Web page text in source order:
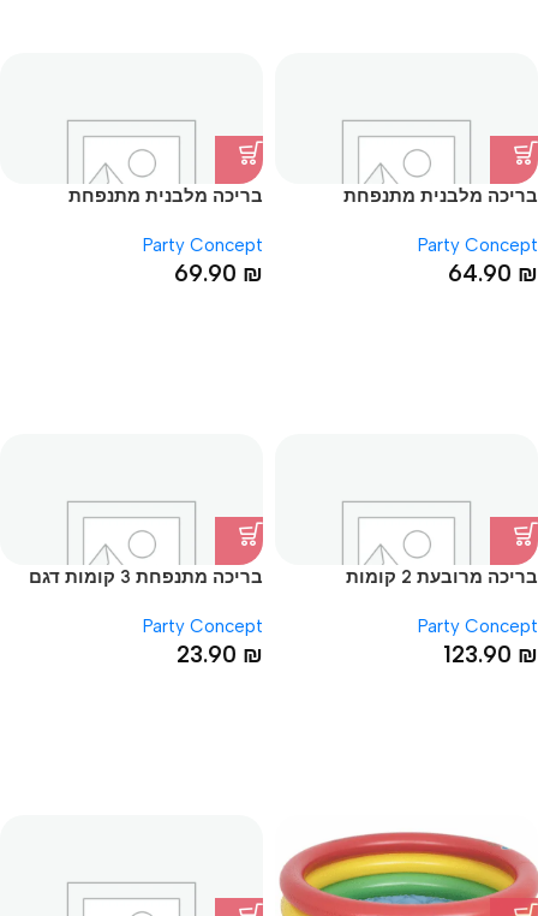
בריכה מלבנית מתנפחת
Party Concept
64.90 ₪
בריכה מלבנית מתנפחת
Party Concept
69.90 ₪
בריכה מרובעת 2 קומות
Party Concept
123.90 ₪
בריכה מתנפחת 3 קומות דגם
Party Concept
23.90 ₪